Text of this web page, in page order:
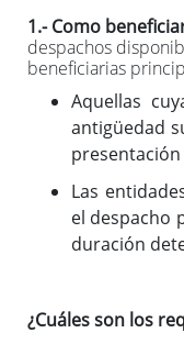
1.- Como
despachos
beneficiarias
Aquellas
antigüedad
Las
el despacho
duración
¿Cuáles son los